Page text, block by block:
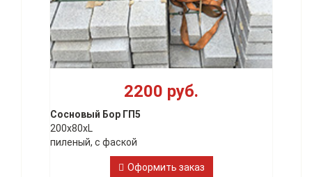
2200 руб.
Сосновый Бор ГП5
200х80xL
пиленый, с фаской
Оформить заказ